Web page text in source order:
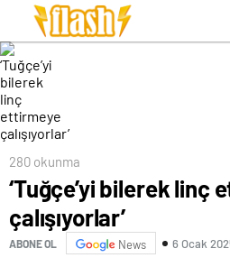
280 okunma
‘Tuğçe’yi bilerek linç
çalışıyorlar’
ABONE OL News 6 Ocak